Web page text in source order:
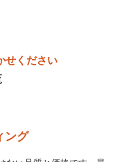
せください
ング